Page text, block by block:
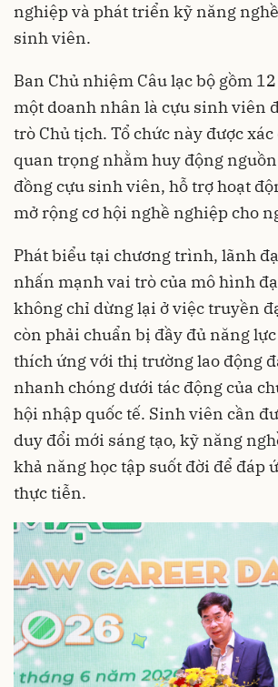
nghiệp và phát triển kỹ năng
sinh viên.
Ban Chủ nhiệm Câu lạc bộ gồm
một doanh nhân là cựu sinh viên
trò Chủ tịch. Tổ chức này được
quan trọng nhằm huy động
đồng cựu sinh viên, hỗ trợ hoạt
mở rộng cơ hội nghề nghiệp cho
Phát biểu tại chương trình, lãnh
nhấn mạnh vai trò của mô hình
không chỉ dừng lại ở việc truyền
còn phải chuẩn bị đầy đủ năng
thích ứng với thị trường lao động
nhanh chóng dưới tác động của
hội nhập quốc tế. Sinh viên cần
duy đổi mới sáng tạo, kỹ năng
khả năng học tập suốt đời để đáp
thực tiễn.